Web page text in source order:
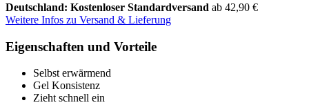
Deutschland: Kostenloser Standardversand ab 42,90 €
Weitere Infos zu Versand & Lieferung
Eigenschaften und Vorteile
Selbst erwärmend
Gel Konsistenz
Zieht schnell ein